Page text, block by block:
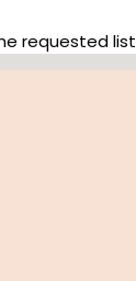
requested list